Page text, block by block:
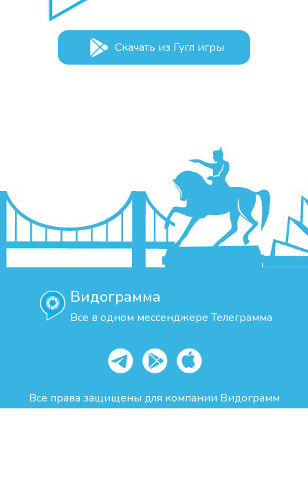
Скачать из Гугл игры
Видограмма
Все в одном мессенджере Телеграмма
Все права защищены для компании Видограмм